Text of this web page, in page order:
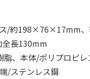
/約198×76×17mm、
全長130mm
、本体/ポリプロピレ
/ステンレス鋼